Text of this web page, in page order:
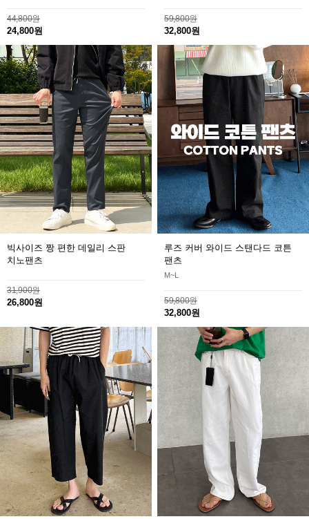
44,800원
24,800원
59,800원
32,800원
빅사이즈 짱 편한 데일리 스판
치노팬츠
31,900원
26,800원
루즈 커버 와이드 스탠다드 코튼
팬츠
M~L
59,800원
32,800원